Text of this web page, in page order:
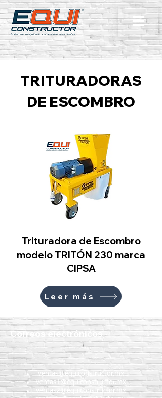
TRITURADORAS
DE ESCOMBRO
Trituradora de Escombro
modelo TRITÓN 230 marca
CIPSA
Leer más
Correos electrónicos
ventas@equiconstructor.mx
ventas1@equiconstructor.mx
ventas2@equiconstructor.mx